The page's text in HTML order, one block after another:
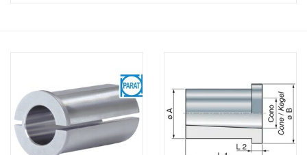
Alles om te Draaien |
Alles om te Zagen |